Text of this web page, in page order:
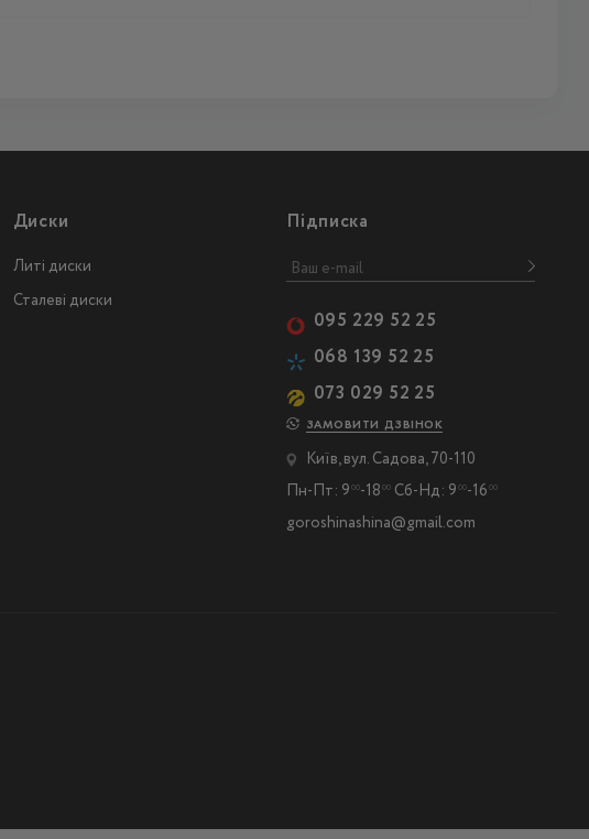
Диски
Литі диски
Сталеві диски
Підписка
095 229 52 25
068 139 52 25
073 029 52 25
ЗАМОВИТИ ДЗВІНОК
Київ, вул. Садова, 70-110
Пн-Пт: 9 00-18 00Сб-Нд: 9 00-16 00
goroshinashina@gmail.com